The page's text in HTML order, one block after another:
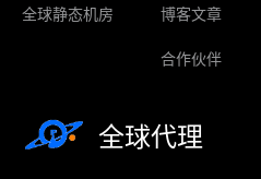
全球静态机房 博客文章
合作伙伴
全球代理